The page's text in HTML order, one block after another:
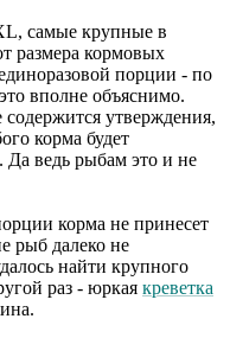
самые крупные в
размера кормовых
порции - по
вполне объяснимо.
утверждения,
корма будет
ведь рыбам это и не
корма не принесет
рыб далеко не
найти крупного
раз - юркая креветка